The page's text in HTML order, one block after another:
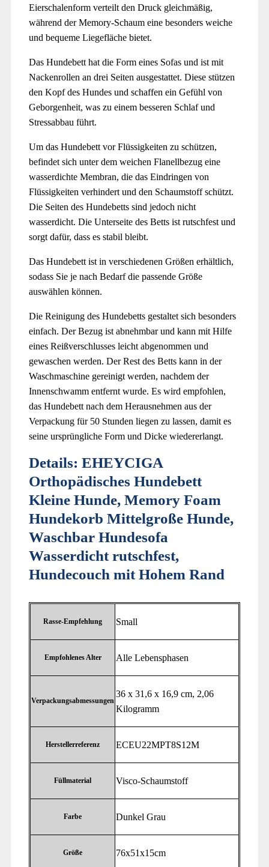
Eierschalenform verteilt den Druck gleichmäßig,
während der Memory-Schaum eine besonders weiche
und bequeme Liegefläche bietet.
Das Hundebett hat die Form eines Sofas und ist mit
Nackenrollen an drei Seiten ausgestattet. Diese stützen
den Kopf des Hundes und schaffen ein Gefühl von
Geborgenheit, was zu einem besseren Schlaf und
Stressabbau führt.
Um das Hundebett vor Flüssigkeiten zu schützen,
befindet sich unter dem weichen Flanellbezug eine
wasserdichte Membran, die das Eindringen von
Flüssigkeiten verhindert und den Schaumstoff schützt.
Die Seiten des Hundebetts sind jedoch nicht
wasserdicht. Die Unterseite des Betts ist rutschfest und
sorgt dafür, dass es stabil bleibt.
Das Hundebett ist in verschiedenen Größen erhältlich,
sodass Sie je nach Bedarf die passende Größe
auswählen können.
Die Reinigung des Hundebetts gestaltet sich besonders
einfach. Der Bezug ist abnehmbar und kann mit Hilfe
eines Reißverschlusses leicht abgenommen und
gewaschen werden. Der Rest des Betts kann in der
Waschmaschine gereinigt werden, nachdem der
Innenschwamm entfernt wurde. Es wird empfohlen,
das Hundebett nach dem Herausnehmen aus der
Verpackung für 50 Stunden liegen zu lassen, damit es
seine ursprüngliche Form und Dicke wiedererlangt.
Details: EHEYCIGA
Orthopädisches Hundebett
Kleine Hunde, Memory Foam
Hundekorb Mittelgroße Hunde,
Waschbar Hundesofa
Wasserdicht rutschfest,
Hundecouch mit Hohem Rand
Rasse-Empfehlung ‎Small
Empfohlenes Alter ‎Alle Lebensphasen
Verpackungsabmessungen
‎36 x 31,6 x 16,9 cm, 2,06
Kilogramm
Herstellerreferenz ‎ECEU22MPT8S12M
Füllmaterial ‎Visco-Schaumstoff
Farbe ‎Dunkel Grau
Größe ‎76x51x15cm